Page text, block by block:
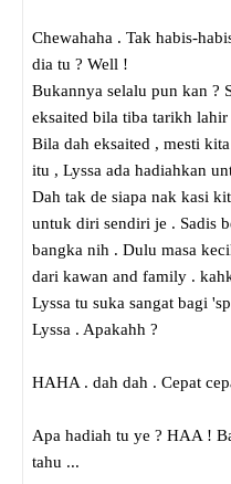
Chewahaha . Tak habis-
dia tu ? Well !
Bukannya selalu pun kan ?
eksaited bila tiba tarikh lahir
Bila dah eksaited , mesti
itu , Lyssa ada hadiahkan
Dah tak de siapa nak kasi
untuk diri sendiri je . Sadis
bangka nih . Dulu masa
dari kawan and family .
Lyssa tu suka sangat bagi
Lyssa . Apakahh ?
HAHA . dah dah . Cepat
Apa hadiah tu ye ? HAA !
tahu ...